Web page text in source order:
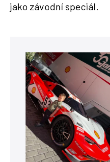
jako závodní speciál.